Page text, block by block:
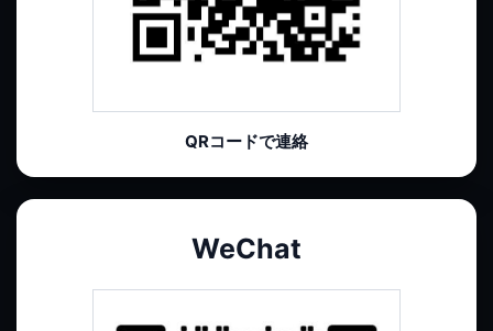
QRコードで連絡
WeChat